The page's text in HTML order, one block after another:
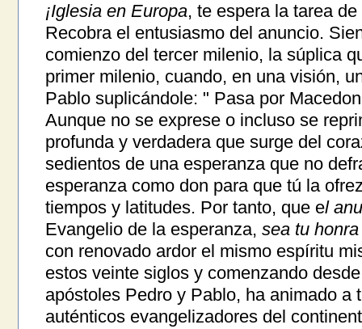
¡Iglesia en Europa, te espera la tarea
Recobra el entusiasmo del anuncio.
comienzo del tercer milenio, la súplica
primer milenio, cuando, en una visión,
Pablo suplicándole: " Pasa por
Aunque no se exprese o incluso se
profunda y verdadera que surge del
sedientos de una esperanza que no
esperanza como don para que tú la
tiempos y latitudes. Por tanto, que el
Evangelio de la esperanza, sea tu
con renovado ardor el mismo espíritu
estos veinte siglos y comenzando
apóstoles Pedro y Pablo, ha animado a
auténticos evangelizadores del